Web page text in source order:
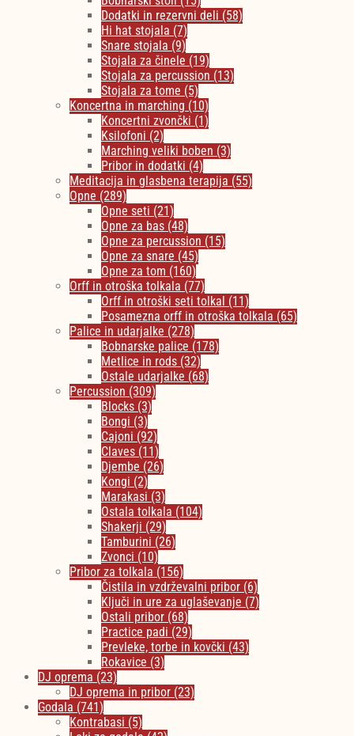
Dodatki in rezervni deli (58)
Hi hat stojala (7)
Snare stojala (9)
Stojala za činele (19)
Stojala za percussion (13)
Stojala za tome (5)
Koncertna in marching (10)
Koncertni zvončki (1)
Ksilofoni (2)
Marching veliki boben (3)
Pribor in dodatki (4)
Meditacija in glasbena terapija (55)
Opne (289)
Opne seti (21)
Opne za bas (48)
Opne za percussion (15)
Opne za snare (45)
Opne za tom (160)
Orff in otroška tolkala (77)
Orff in otroški seti tolkal (11)
Posamezna orff in otroška tolkala (65)
Palice in udarjalke (278)
Bobnarske palice (178)
Metlice in rods (32)
Ostale udarjalke (68)
Percussion (309)
Blocks (3)
Bongi (3)
Cajoni (92)
Claves (11)
Djembe (26)
Kongi (2)
Marakasi (3)
Ostala tolkala (104)
Shakerji (29)
Tamburini (26)
Zvonci (10)
Pribor za tolkala (156)
Čistila in vzdrževalni pribor (6)
Ključi in ure za uglaševanje (7)
Ostali pribor (68)
Practice padi (29)
Prevleke, torbe in kovčki (43)
Rokavice (3)
DJ oprema (23)
DJ oprema in pribor (23)
Godala (741)
Kontrabasi (5)